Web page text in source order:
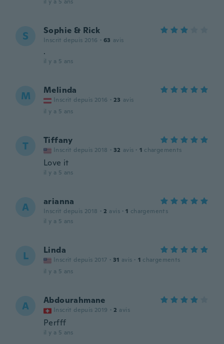
S Sophie & Rick
Inscrit depuis 2016 · 63 avis
.
il y a 5 ans
M Melinda
Inscrit depuis 2016 · 23 avis
il y a 5 ans
T Tiffany
Inscrit depuis 2018 · 32 avis · 1 chargements
Love it
il y a 5 ans
A arianna
Inscrit depuis 2018 · 2 avis · 1 chargements
il y a 5 ans
L Linda
Inscrit depuis 2017 · 31 avis · 1 chargements
il y a 5 ans
A Abdourahmane
Inscrit depuis 2019 · 2 avis
Perfff
il y a 5 ans